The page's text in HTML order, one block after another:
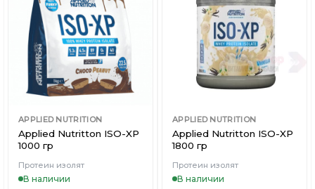
Добавить
Вишлист
APPLIED NUTRITION
Applied Nutritton ISO-XP
1000 гр
Протеин изолят
В наличии
Добавить
Вишлист
APPLIED NUTRITION
Applied Nutritton ISO-XP
1800 гр
Протеин изолят
В наличии